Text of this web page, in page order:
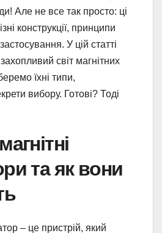
Але не все так просто: ці
конструкції, принципи
У цій статті
світ магнітних
їхні типи,
вибору. Готові? Тоді
та як вони
– це пристрій, який